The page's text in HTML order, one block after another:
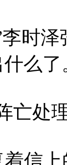
泽
么了
亡处
信上